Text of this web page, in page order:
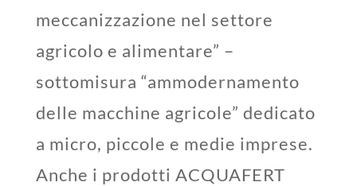
meccanizzazione nel settore
agricolo e alimentare” –
sottomisura “ammodernamento
delle macchine agricole” dedicato
a micro, piccole e medie imprese.
Anche i prodotti ACQUAFERT